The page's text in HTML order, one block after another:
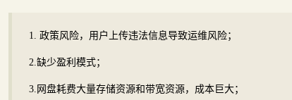
1. 政策风险，用户上传违法信息导致运维风险；
2.缺少盈利模式；
3.网盘耗费大量存储资源和带宽资源，成本巨大；